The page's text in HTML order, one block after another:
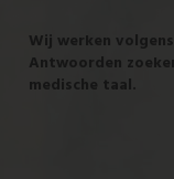
Wij werken
Antwoorden
medische taal.